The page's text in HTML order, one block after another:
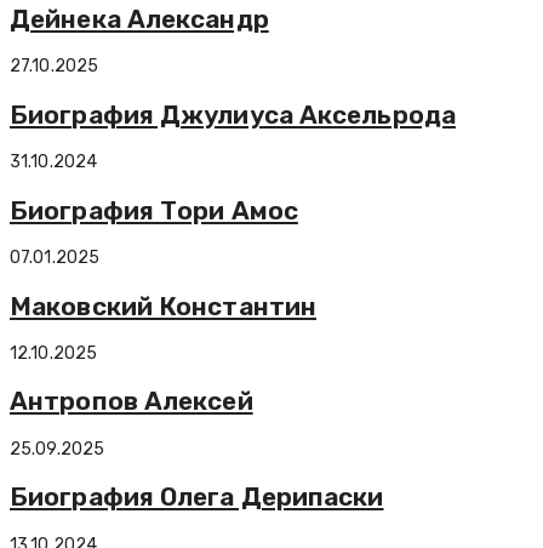
Дейнека Александр
27.10.2025
Биография Джулиуса Аксельрода
31.10.2024
Биография Тори Амос
07.01.2025
Маковский Константин
12.10.2025
Антропов Алексей
25.09.2025
Биография Олега Дерипаски